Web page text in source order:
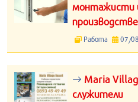
монтажисти
Работа 07/
Maria
служители